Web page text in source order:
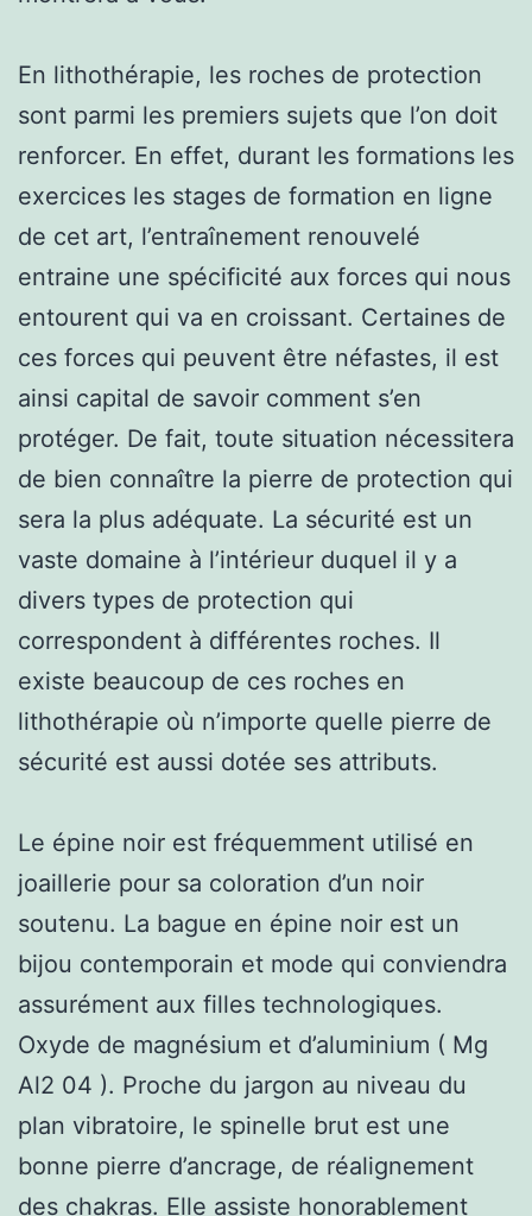
En lithothérapie, les roches de protection
sont parmi les premiers sujets que l’on doit
renforcer. En effet, durant les formations les
exercices les stages de formation en ligne
de cet art, l’entraînement renouvelé
entraine une spécificité aux forces qui nous
entourent qui va en croissant. Certaines de
ces forces qui peuvent être néfastes, il est
ainsi capital de savoir comment s’en
protéger. De fait, toute situation nécessitera
de bien connaître la pierre de protection qui
sera la plus adéquate. La sécurité est un
vaste domaine à l’intérieur duquel il y a
divers types de protection qui
correspondent à différentes roches. Il
existe beaucoup de ces roches en
lithothérapie où n’importe quelle pierre de
sécurité est aussi dotée ses attributs.
Le épine noir est fréquemment utilisé en
joaillerie pour sa coloration d’un noir
soutenu. La bague en épine noir est un
bijou contemporain et mode qui conviendra
assurément aux filles technologiques.
Oxyde de magnésium et d’aluminium ( Mg
Al2 04 ). Proche du jargon au niveau du
plan vibratoire, le spinelle brut est une
bonne pierre d’ancrage, de réalignement
des chakras. Elle assiste honorablement